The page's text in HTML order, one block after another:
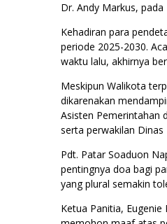
Dr. Andy Markus,
Kehadiran para
periode 2025-2030.
waktu lalu, akhirnya
Meskipun Walikota
dikarenakan
Asisten Pemerintahan
serta perwakilan
Pdt. Patar Soaduon
pentingnya doa bagi
yang plural semakin
Ketua Panitia,